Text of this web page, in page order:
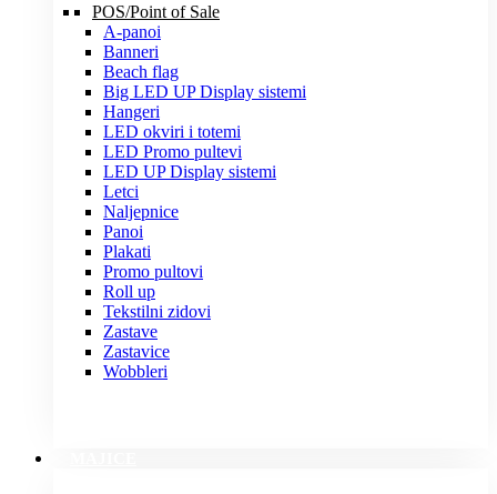
POS/Point of Sale
A-panoi
Banneri
Beach flag
Big LED UP Display sistemi
Hangeri
LED okviri i totemi
LED Promo pultevi
LED UP Display sistemi
Letci
Naljepnice
Panoi
Plakati
Promo pultovi
Roll up
Tekstilni zidovi
Zastave
Zastavice
Wobbleri